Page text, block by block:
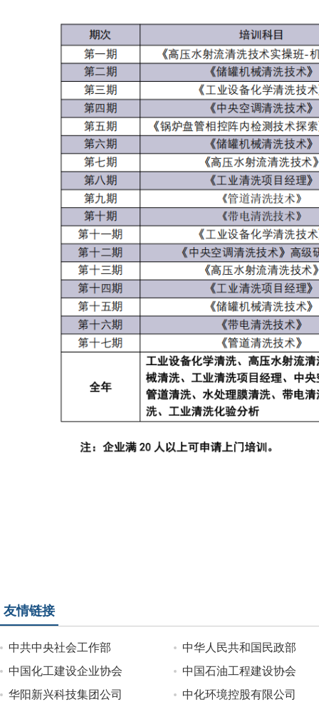
友情链接
中共中央社会工作部
中华人民共和国民政部
中国化工建设企业协会
中国石油工程建设协会
华阳新兴科技集团公司
中化环境控股有限公司